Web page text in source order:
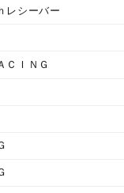
レシーバー
ＣＩＮＧ